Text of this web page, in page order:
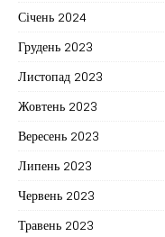
Січень 2024
Грудень 2023
Листопад 2023
Жовтень 2023
Вересень 2023
Липень 2023
Червень 2023
Травень 2023